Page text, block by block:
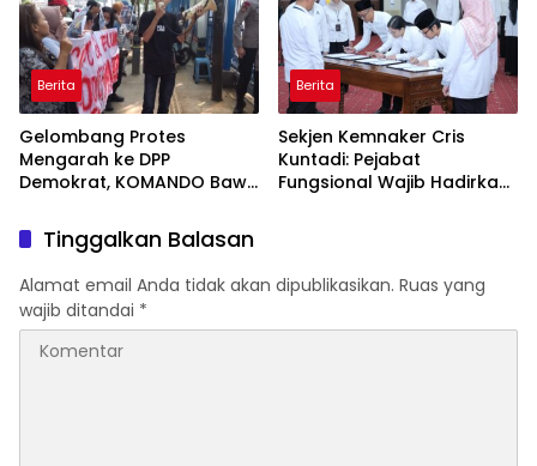
Berita
Gelombang Protes
Mengarah ke DPP
Demokrat, KOMANDO Bawa
Dody Hanggodo
Berita
Sekjen Kemnaker Cris
Kuntadi: Pejabat
Fungsional Wajib Hadirkan
Tinggalkan Balasan
Alamat email Anda tidak akan dipublikasikan. Ruas yang
wajib ditandai *